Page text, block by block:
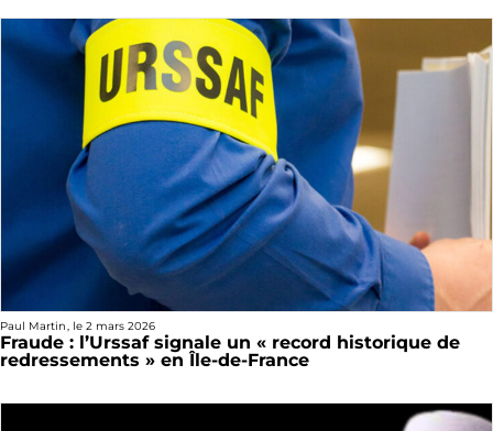
Paul Martin, le 2 mars 2026
Fraude : l’Urssaf signale un « record historique de
redressements » en Île-de-France